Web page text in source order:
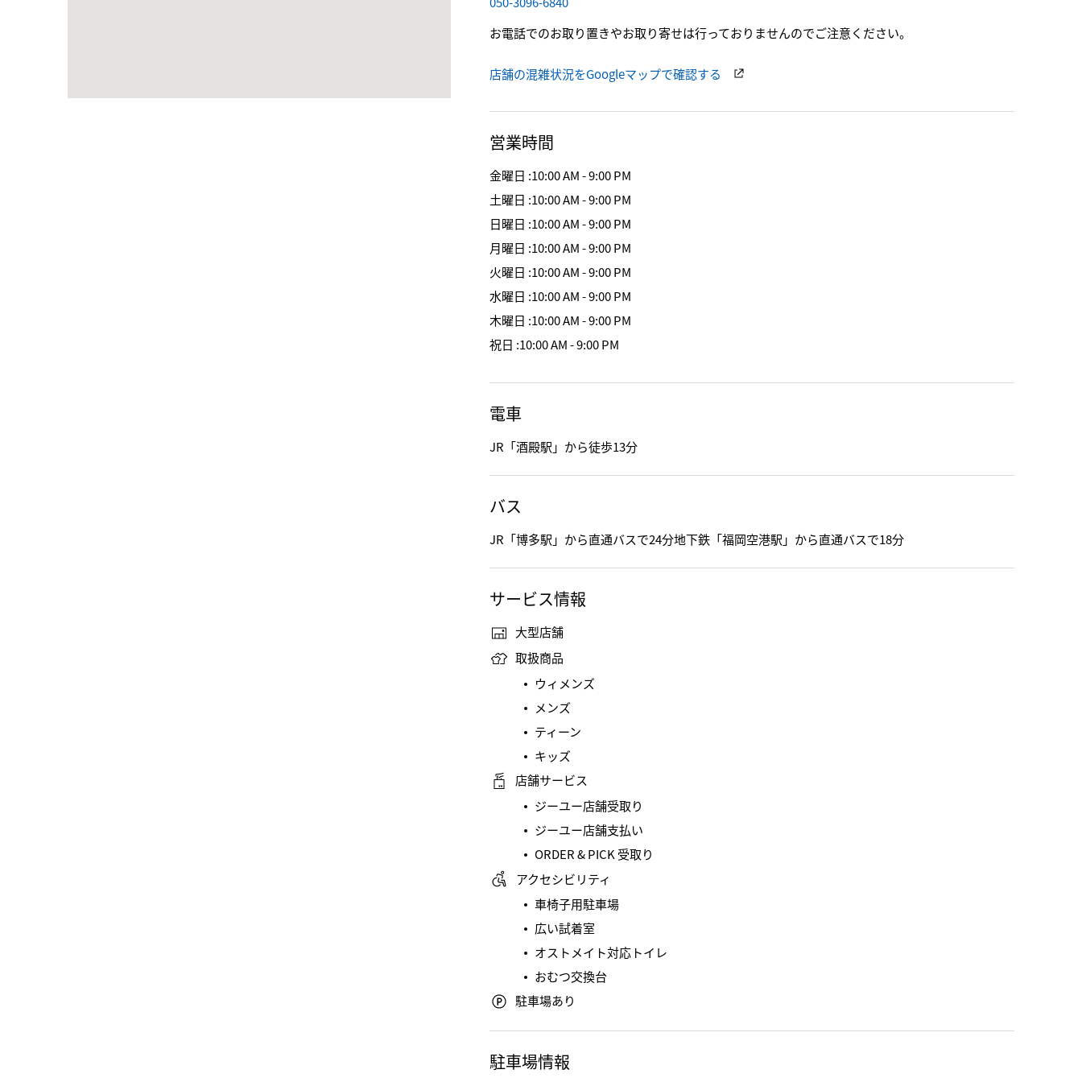
お電話でのお取り置きやお取り寄せは行っておりませんのでご注意ください。
店舗の混雑状況をGoogleマップで確認する
営業時間
金曜日 :10:00 AM - 9:00 PM
土曜日 :10:00 AM - 9:00 PM
日曜日 :10:00 AM - 9:00 PM
月曜日 :10:00 AM - 9:00 PM
火曜日 :10:00 AM - 9:00 PM
水曜日 :10:00 AM - 9:00 PM
木曜日 :10:00 AM - 9:00 PM
祝日 :10:00 AM - 9:00 PM
電車
JR「酒殿駅」から徒歩13分
バス
JR「博多駅」から直通バスで24分地下鉄「福岡空港駅」から直通バスで18分
サービス情報
大型店舗
取扱商品
ウィメンズ
メンズ
ティーン
キッズ
店舗サービス
ジーユー店舗受取り
ジーユー店舗支払い
ORDER & PICK 受取り
アクセシビリティ
車椅子用駐車場
広い試着室
オストメイト対応トイレ
おむつ交換台
駐車場あり
駐車場情報